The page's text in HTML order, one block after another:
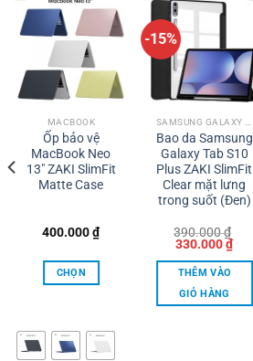
MACBOOK
Ốp bảo vệ
MacBook Neo
13″ ZAKI SlimFit
Matte Case
400.000₫
CHỌN
phẩm
này
-15%
Bao da Samsung
Galaxy Tab S10
Plus ZAKI SlimFit
Clear mặt lưng
trong suốt (Đen)
390.000₫
Giá
là:
390.000 ₫.
330.000₫Giá
hiện
tại
THÊM VÀO
GIỎ HÀNG